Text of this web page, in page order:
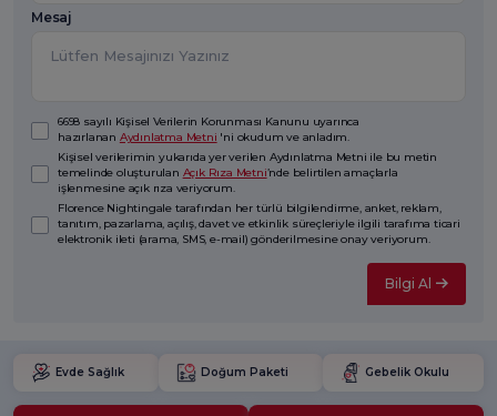
Mesaj
6698 sayılı Kişisel Verilerin Korunması Kanunu uyarınca
hazırlanan Aydınlatma Metni 'ni okudum ve anladım.
Kişisel verilerimin yukarıda yer verilen Aydınlatma Metni ile bu metin
temelinde oluşturulan Açık Rıza Metni’nde belirtilen amaçlarla
işlenmesine açık rıza veriyorum.
Florence Nightingale tarafından her türlü bilgilendirme, anket, reklam,
tanıtım, pazarlama, açılış, davet ve etkinlik süreçleriyle ilgili tarafıma ticari
elektronik ileti (arama, SMS, e-mail) gönderilmesine onay veriyorum.
Bilgi Al
Evde Sağlık Doğum Paketi Gebelik Okulu